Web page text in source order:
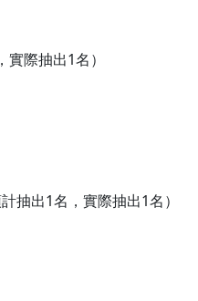
際抽出1名）
抽出1名，實際抽出1名）